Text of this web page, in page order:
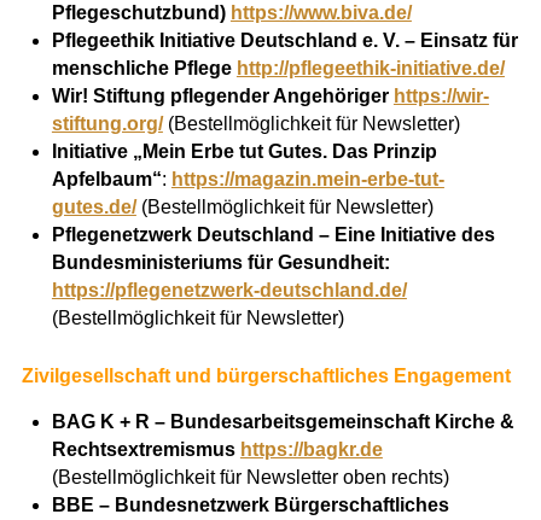
Pflegeschutzbund) https://www.biva.de/
Pflegeethik Initiative Deutschland e. V. – Einsatz für
menschliche Pflege http://pflegeethik-initiative.de/
Wir! Stiftung pflegender Angehöriger https://wir-
stiftung.org/(Bestellmöglichkeit für Newsletter)
Initiative „Mein Erbe tut Gutes. Das Prinzip
Apfelbaum“: https://magazin.mein-erbe-tut-
gutes.de/(Bestellmöglichkeit für Newsletter)
Pflegenetzwerk Deutschland – Eine Initiative des
Bundesministeriums für Gesundheit:
https://pflegenetzwerk-deutschland.de/
(Bestellmöglichkeit für Newsletter)
Zivilgesellschaft und bürgerschaftliches Engagement
BAG K + R – Bundesarbeitsgemeinschaft Kirche &
Rechtsextremismus https://bagkr.de
(Bestellmöglichkeit für Newsletter oben rechts)
BBE – Bundesnetzwerk Bürgerschaftliches